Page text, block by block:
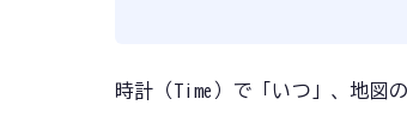
時計（Time）で「いつ」、地図